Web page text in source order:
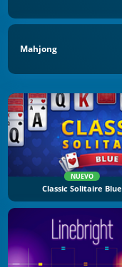
Mahjong
NUEVO
Classic Solitaire Blue